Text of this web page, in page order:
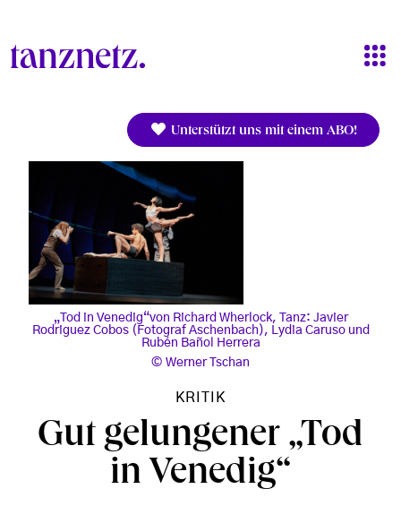
Unterstützt uns mit einem ABO!
„Tod in Venedig“von Richard Wherlock, Tanz: Javier
Rodriguez Cobos (Fotograf Aschenbach), Lydia Caruso und
Rubén Bañol Herrera
Werner Tschan
KRITIK
Gut gelungener „Tod
in Venedig“